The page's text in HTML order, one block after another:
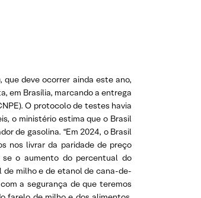
que deve ocorrer ainda este ano,
em Brasília, marcando a entrega
O protocolo de testes havia
o ministério estima que o Brasil
de gasolina. “Em 2024, o Brasil
nos livrar da paridade de preço
se o aumento do percentual do
de milho e de etanol de cana-de-
a segurança de que teremos